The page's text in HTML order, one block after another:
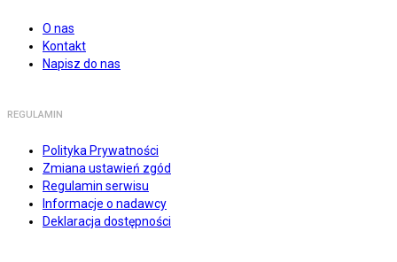
O nas
Kontakt
Napisz do nas
REGULAMIN
Polityka Prywatności
Zmiana ustawień zgód
Regulamin serwisu
Informacje o nadawcy
Deklaracja dostępności